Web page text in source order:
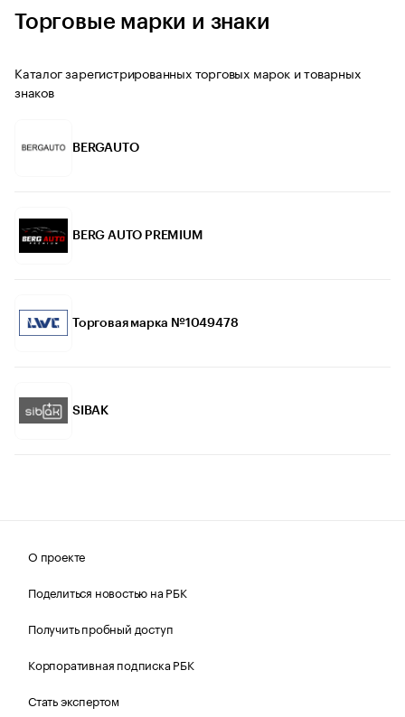
Торговые марки и знаки
Каталог зарегистрированных торговых марок и товарных
знаков
BERGAUTO
BERG AUTO PREMIUM
Торговая марка №1049478
SIBAK
О проекте
Поделиться новостью на РБК
Получить пробный доступ
Корпоративная подписка РБК
Стать экспертом